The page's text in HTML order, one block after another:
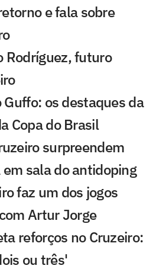
e fala sobre
Rodríguez, futuro
os destaques da
Copa do Brasil
surpreendem
sala do antidoping
faz um dos jogos
Artur Jorge
reforços no Cruzeiro:
ou três'